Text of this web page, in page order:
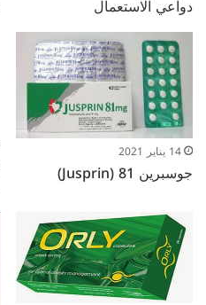
دواعي الاستعمال
14 يناير 2021
جوسبرين 81 (Jusprin)